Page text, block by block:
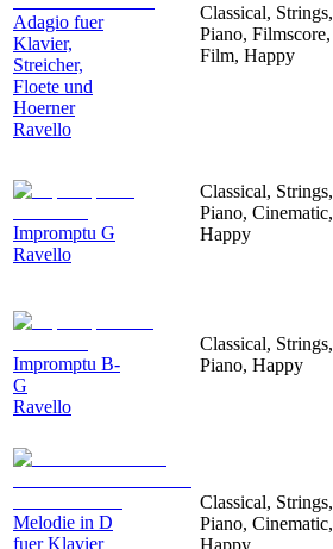
Adagio fuer
Klavier,
Streicher,
Floete und
Hoerner
Ravello
Classical, Strings,
Piano, Filmscore,
Film, Happy
Impromptu G
Ravello
Classical, Strings,
Piano, Cinematic,
Happy
Impromptu B-
G
Ravello
Classical, Strings,
Piano, Happy
Melodie in D
fuer Klavier
Classical, Strings,
Piano, Cinematic,
Happy